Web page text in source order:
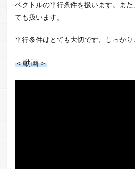
ベクトルの平行条件を扱います。ま
ても扱います。
平行条件はとても大切です。しっかり
＜動画＞